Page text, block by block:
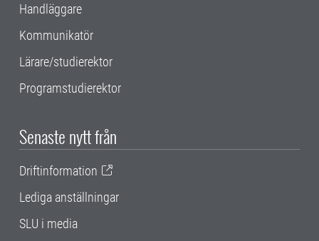
Handläggare
Kommunikatör
Lärare/studierektor
Programstudierektor
Senaste nytt från
Driftinformation
Lediga anställningar
SLU i media